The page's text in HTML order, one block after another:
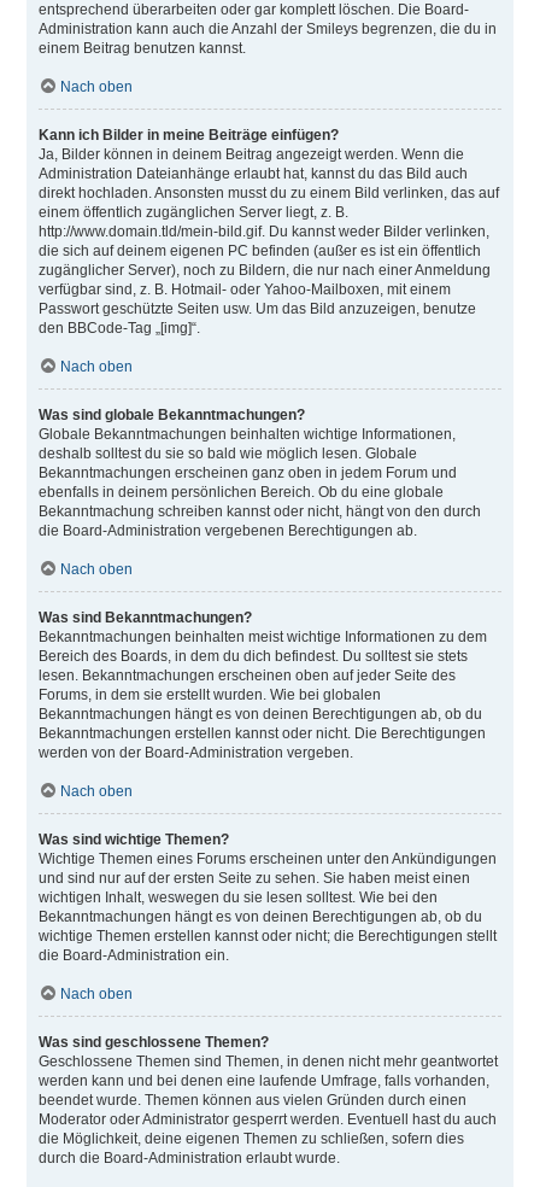
entsprechend überarbeiten oder gar komplett löschen. Die Board-
Administration kann auch die Anzahl der Smileys begrenzen, die du in
einem Beitrag benutzen kannst.
Nach oben
Kann ich Bilder in meine Beiträge einfügen?
Ja, Bilder können in deinem Beitrag angezeigt werden. Wenn die
Administration Dateianhänge erlaubt hat, kannst du das Bild auch
direkt hochladen. Ansonsten musst du zu einem Bild verlinken, das auf
einem öffentlich zugänglichen Server liegt, z. B.
http://www.domain.tld/mein-bild.gif. Du kannst weder Bilder verlinken,
die sich auf deinem eigenen PC befinden (außer es ist ein öffentlich
zugänglicher Server), noch zu Bildern, die nur nach einer Anmeldung
verfügbar sind, z. B. Hotmail- oder Yahoo-Mailboxen, mit einem
Passwort geschützte Seiten usw. Um das Bild anzuzeigen, benutze
den BBCode-Tag „[img]“.
Nach oben
Was sind globale Bekanntmachungen?
Globale Bekanntmachungen beinhalten wichtige Informationen,
deshalb solltest du sie so bald wie möglich lesen. Globale
Bekanntmachungen erscheinen ganz oben in jedem Forum und
ebenfalls in deinem persönlichen Bereich. Ob du eine globale
Bekanntmachung schreiben kannst oder nicht, hängt von den durch
die Board-Administration vergebenen Berechtigungen ab.
Nach oben
Was sind Bekanntmachungen?
Bekanntmachungen beinhalten meist wichtige Informationen zu dem
Bereich des Boards, in dem du dich befindest. Du solltest sie stets
lesen. Bekanntmachungen erscheinen oben auf jeder Seite des
Forums, in dem sie erstellt wurden. Wie bei globalen
Bekanntmachungen hängt es von deinen Berechtigungen ab, ob du
Bekanntmachungen erstellen kannst oder nicht. Die Berechtigungen
werden von der Board-Administration vergeben.
Nach oben
Was sind wichtige Themen?
Wichtige Themen eines Forums erscheinen unter den Ankündigungen
und sind nur auf der ersten Seite zu sehen. Sie haben meist einen
wichtigen Inhalt, weswegen du sie lesen solltest. Wie bei den
Bekanntmachungen hängt es von deinen Berechtigungen ab, ob du
wichtige Themen erstellen kannst oder nicht; die Berechtigungen stellt
die Board-Administration ein.
Nach oben
Was sind geschlossene Themen?
Geschlossene Themen sind Themen, in denen nicht mehr geantwortet
werden kann und bei denen eine laufende Umfrage, falls vorhanden,
beendet wurde. Themen können aus vielen Gründen durch einen
Moderator oder Administrator gesperrt werden. Eventuell hast du auch
die Möglichkeit, deine eigenen Themen zu schließen, sofern dies
durch die Board-Administration erlaubt wurde.